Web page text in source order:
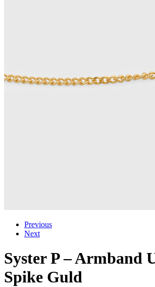
Previous
Next
Syster P – Armband
Spike Guld